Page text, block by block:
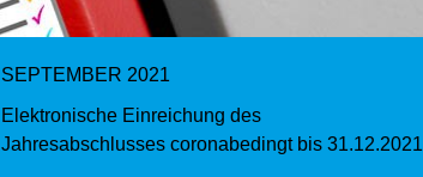
SEPTEMBER 2021
Elektronische Einreichung des
Jahresabschlusses coronabedingt bis 31.12.2021